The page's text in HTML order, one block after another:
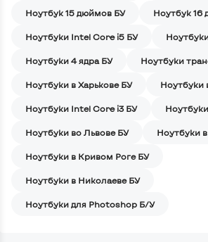
Ноутбук 15 дюймов БУ Ноутбук 16
Ноутбуки Intel Core i5 БУ
Ноутбуки 4 ядра БУ Ноутбуки
Ноутбуки в Харькове БУ Ноутбуки
Ноутбуки Intel Core i3 БУ
Ноутбуки во Львове БУ Ноутбуки
Ноутбуки в Кривом Роге БУ
Ноутбуки в Николаеве БУ
Ноутбуки для Photoshop Б/У